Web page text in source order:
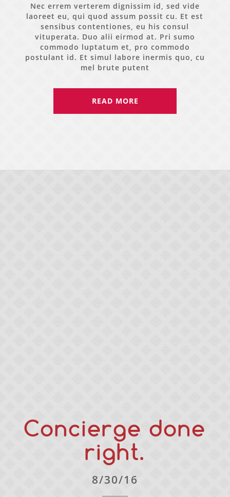
Nec errem verterem dignissim id, sed vide
laoreet eu, qui quod assum possit cu. Et est
sensibus contentiones, eu his consul
vituperata. Duo alii eirmod at. Pri sumo
commodo luptatum et, pro commodo
postulant id. Et simul labore inermis quo, cu
mel brute putent
READ MORE
Concierge done
right.
8/30/16